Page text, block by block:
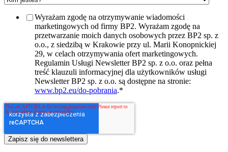
Wyrażam zgodę na otrzymywanie wiadomości
marketingowych od firmy BP2. Wyrażam zgodę na
przetwarzanie moich danych osobowych przez BP2 sp. z
o.o., z siedzibą w Krakowie przy ul. Marii Konopnickiej
29, w celach otrzymywania ofert marketingowych.
Regulamin Usługi Newsletter BP2 sp. z o.o. oraz pełna
treść klauzuli informacyjnej dla użytkowników usługi
Newsletter BP2 sp. z o.o. są dostępne na stronie:
www.bp2.eu/do-pobrania.*